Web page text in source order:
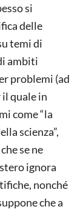
si
delle
temi di
ambiti
problemi (ad
quale in
come “la
scienza”,
se ne
ignora
nonché
che a